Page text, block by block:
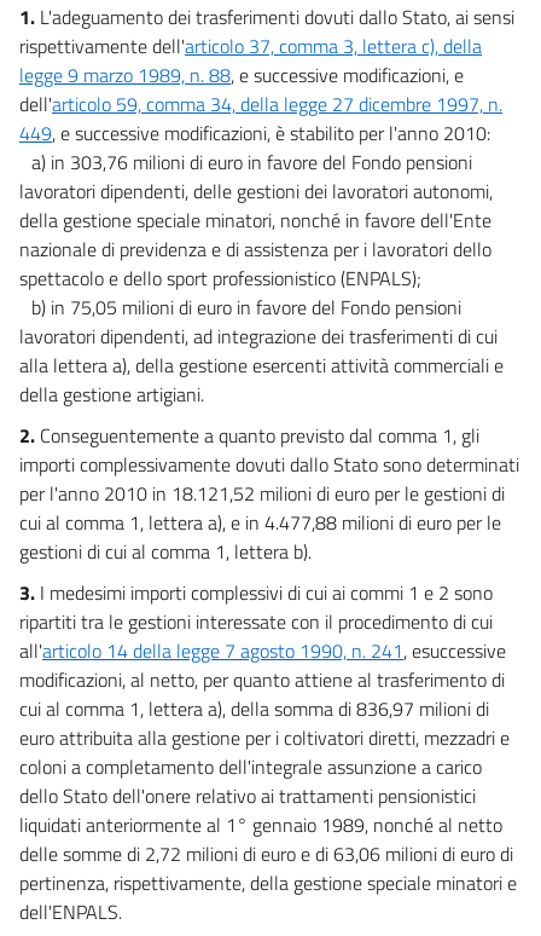
1. L'adeguamento dei trasferimenti dovuti dallo Stato, ai sensi
rispettivamente dell'articolo 37, comma 3, lettera c), della
legge 9 marzo 1989, n. 88, e successive modificazioni, e
dell'articolo 59, comma 34, della legge 27 dicembre 1997, n.
449, e successive modificazioni, è stabilito per l'anno 2010:
a) in 303,76 milioni di euro in favore del Fondo pensioni
lavoratori dipendenti, delle gestioni dei lavoratori autonomi,
della gestione speciale minatori, nonché in favore dell'Ente
nazionale di previdenza e di assistenza per i lavoratori dello
spettacolo e dello sport professionistico (ENPALS);
b) in 75,05 milioni di euro in favore del Fondo pensioni
lavoratori dipendenti, ad integrazione dei trasferimenti di cui
alla lettera a), della gestione esercenti attività commerciali e
della gestione artigiani.
2. Conseguentemente a quanto previsto dal comma 1, gli
importi complessivamente dovuti dallo Stato sono determinati
per l'anno 2010 in 18.121,52 milioni di euro per le gestioni di
cui al comma 1, lettera a), e in 4.477,88 milioni di euro per le
gestioni di cui al comma 1, lettera b).
3. I medesimi importi complessivi di cui ai commi 1 e 2 sono
ripartiti tra le gestioni interessate con il procedimento di cui
all'articolo 14 della legge 7 agosto 1990, n. 241, esuccessive
modificazioni, al netto, per quanto attiene al trasferimento di
cui al comma 1, lettera a), della somma di 836,97 milioni di
euro attribuita alla gestione per i coltivatori diretti, mezzadri e
coloni a completamento dell'integrale assunzione a carico
dello Stato dell'onere relativo ai trattamenti pensionistici
liquidati anteriormente al 1° gennaio 1989, nonché al netto
delle somme di 2,72 milioni di euro e di 63,06 milioni di euro di
pertinenza, rispettivamente, della gestione speciale minatori e
dell'ENPALS.